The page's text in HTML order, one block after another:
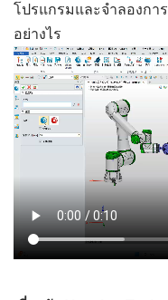
โปรแกรมและจำลองกา
อย่างไร